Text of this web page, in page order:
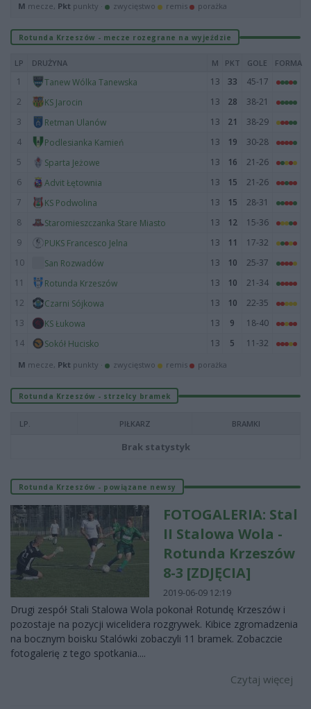
M mecze, Pkt punkty · zwycięstwo remis porażka
Rotunda Krzeszów - mecze rozegrane na wyjeździe
LP DRUŻYNA M PKT GOLE FORMA
1 Tanew Wólka Tanewska 13 33
45-17
2
KS Jarocin 13 28
38-21
3
Retman Ulanów 13 21
38-29
4
Podlesianka Kamień 13 19
30-28
5
Sparta Jeżowe 13 16
21-26
6
Advit Łętownia 13 15
21-26
7
KS Podwolina 13 15
28-31
8
Staromieszczanka Stare Miasto 13 12
15-36
9
PUKS Francesco Jelna 13 11
17-32
10
San Rozwadów 13 10
25-37
11
Rotunda Krzeszów 13 10
21-34
12
Czarni Sójkowa 13 10
22-35
13
KS Łukowa 13 9
18-40
14
Sokół Hucisko 13 5 11-32
M mecze, Pkt punkty · zwycięstwo remis porażka
Rotunda Krzeszów - strzelcy bramek
LP. PIŁKARZ BRAMKI
Brak statystyk
Rotunda Krzeszów - powiązane newsy
FOTOGALERIA: Stal
II Stalowa Wola -
Rotunda Krzeszów
8-3 [ZDJĘCIA]
2019-06-09 12:19
Drugi zespół Stali Stalowa Wola pokonał Rotundę Krzeszów i
pozostaje na pozycji wicelidera rozgrywek. Kibice zgromadzenia
na bocznym boisku Stalówki zobaczyli 11 bramek. Zobaczcie
fotogalerię z tego spotkania....
Czytaj więcej